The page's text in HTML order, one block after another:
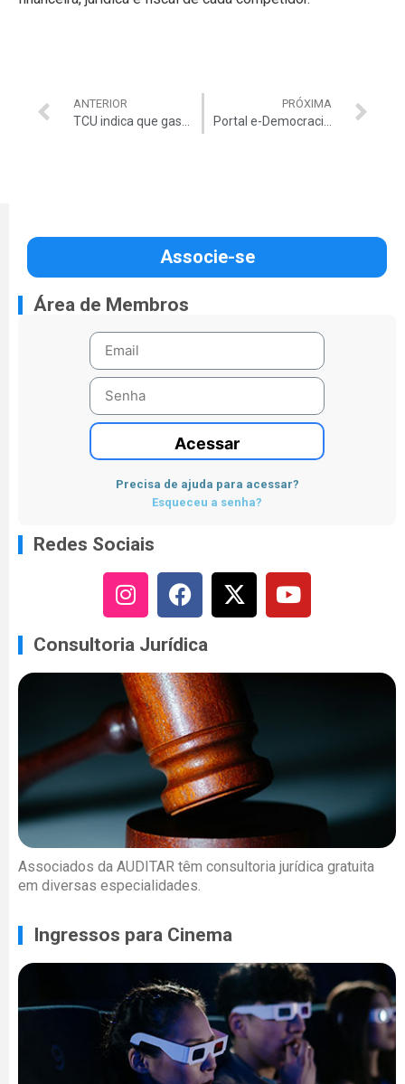
ANTERIOR PRÓXIMA
Associe-se
Área de Membros
Acessar
Precisa de ajuda para acessar?
Esqueceu a senha?
Redes Sociais
Consultoria Jurídica
Associados da AUDITAR têm consultoria jurídica gratuita
em diversas especialidades.
Ingressos para Cinema